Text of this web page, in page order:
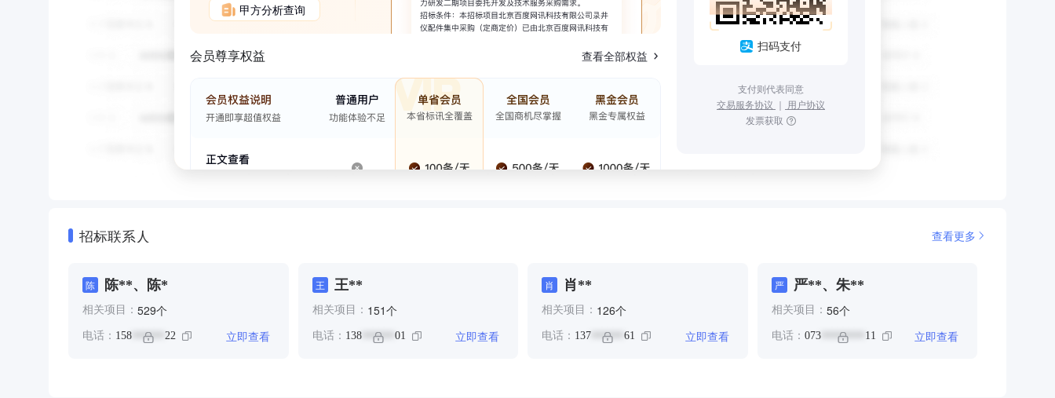
甲方分析查询
会员尊享权益 查看全部权益
扫码支付
支付则代表同意
交易服务协议 ｜ 用户协议
发票获取
招标联系人 查看更多
陈 陈**、陈*
相关项目： 529个
电话： 158 ****** 22 立即查看
王 王**
相关项目： 151个
电话： 138****** 01 立即查看
肖 肖**
相关项目： 126个
电话： 137 ****** 61 立即查看
严 严**、朱**
相关项目： 56个
电话： 073******** 11 立即查看